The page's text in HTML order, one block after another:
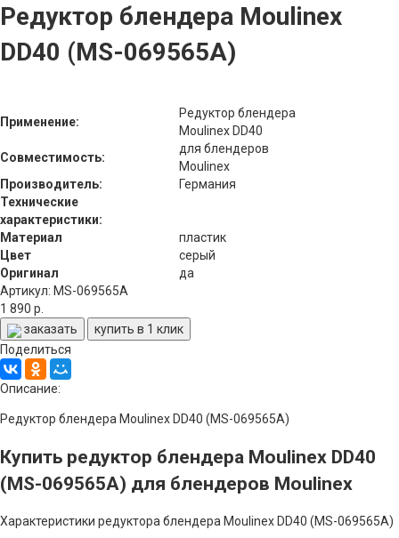
Редуктор блендера Moulinex
DD40 (MS-069565A)
Применение:
Редуктор блендера
Moulinex DD40
Совместимость:
для блендеров
Moulinex
Производитель:
Германия
Технические
характеристики:
Материал
пластик
Цвет
серый
Оригинал
да
Артикул: MS-069565A
1 890 р.
заказать
купить в 1 клик
Поделиться
Описание:
Редуктор блендера Moulinex DD40 (MS-069565A)
Купить редуктор блендера Moulinex DD40
(MS-069565A) для блендеров Moulinex
Характеристики редуктора блендера Moulinex DD40 (MS-069565A)